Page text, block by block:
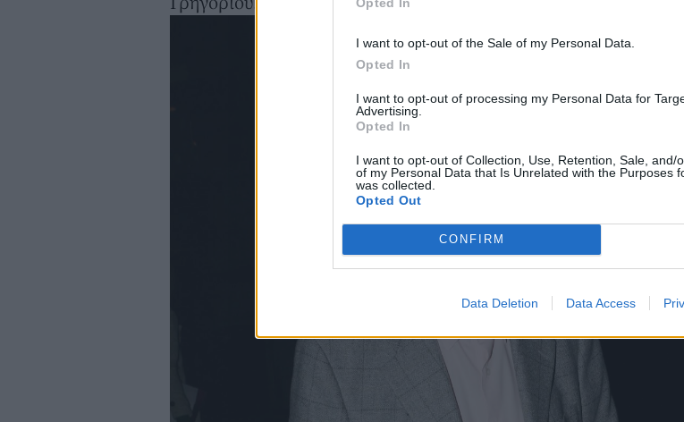
I want to opt-out of the Sale of my Personal Data.
Opted In
I want to opt-out of processing my Personal Data for
Advertising.
Opted In
I want to opt-out of Collection, Use, Retention, Sale, and/
of my Personal Data that Is Unrelated with the Purposes
was collected.
Opted Out
CONFIRM
Data Deletion Data Access